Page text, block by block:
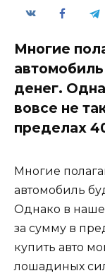
Многие
денег.
вовсе не
пределах
Многие
автомобиль
Однако в наше
за сумму в
купить авто
лошадиных